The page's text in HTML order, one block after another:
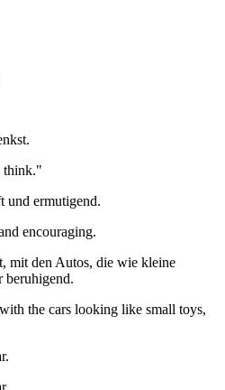
think."
und ermutigend.
encouraging.
mit den Autos, die wie kleine
beruhigend.
the cars looking like small toys,